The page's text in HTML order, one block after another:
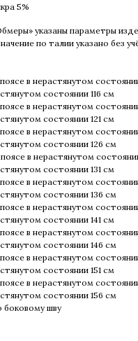
5%
указаны параметры
по талии указано без
в нерастянутом
состоянии 116 см
в нерастянутом
состоянии 121 см
в нерастянутом
состоянии 126 см
в нерастянутом
состоянии 131 см
в нерастянутом
состоянии 136 см
в нерастянутом
состоянии 141 см
в нерастянутом
состоянии 146 см
в нерастянутом
состоянии 151 см
в нерастянутом
состоянии 156 см
боковому шву